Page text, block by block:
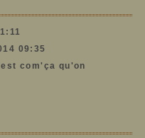
09:35
com'ça qu'on